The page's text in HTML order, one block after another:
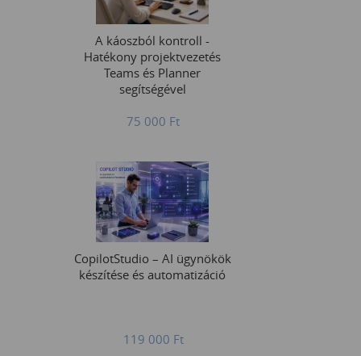
A káoszból kontroll -
Hatékony projektvezetés
Teams és Planner
segítségével
75 000 Ft
CopilotStudio – AI ügynökök
készítése és automatizáció
119 000 Ft